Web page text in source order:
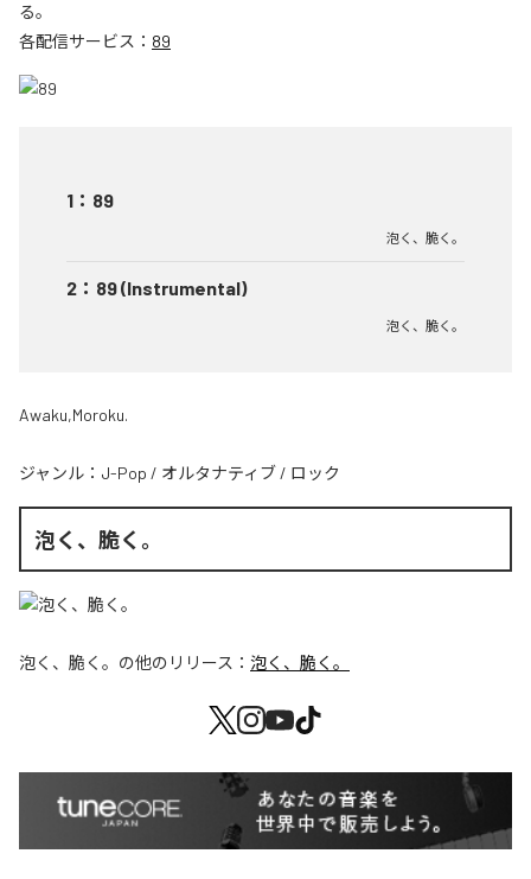
る。
各配信サービス： 89
1 ： 89
泡く、脆く。
2 ： 89 (Instrumental)
泡く、脆く。
Awaku,Moroku.
ジャンル： J-Pop / オルタナティブ / ロック
泡く、脆く。
泡く、脆く。 の他のリリース： 泡く、脆く。